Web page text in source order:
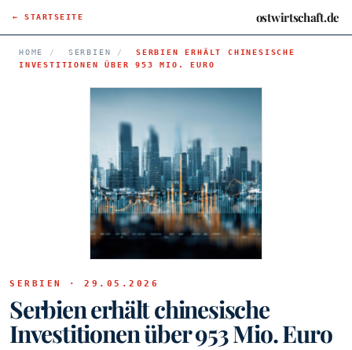
← STARTSEITE ostwirtschaft.de
HOME / SERBIEN /
SERBIEN ERHÄLT CHINESISCHE
INVESTITIONEN ÜBER 953 MIO. EURO
SERBIEN · 29.05.2026
Serbien erhält chinesische
Investitionen über 953 Mio. Euro